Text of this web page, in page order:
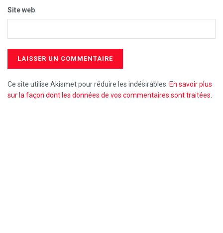
Site web
Ce site utilise Akismet pour réduire les indésirables. En savoir plus
sur la façon dont les données de vos commentaires sont traitées